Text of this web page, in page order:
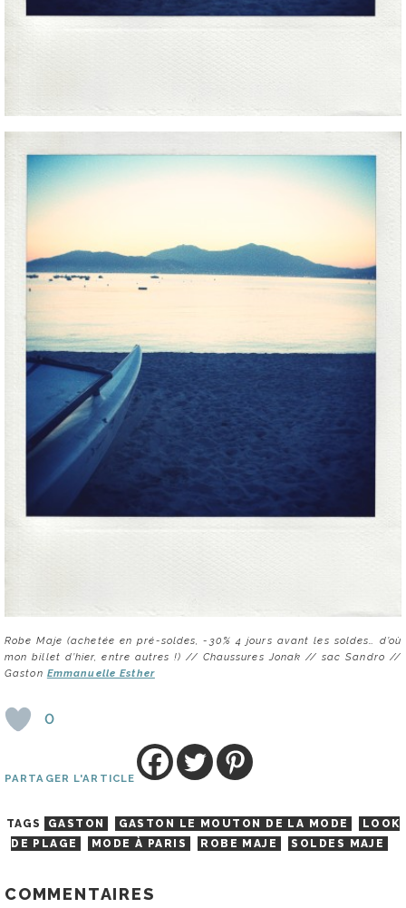
Robe Maje (achetée en pré-soldes, -30% 4 jours avant les soldes… d’où
mon billet d’hier, entre autres !) // Chaussures Jonak // sac Sandro //
Gaston Emmanuelle Esther
0
PARTAGER L'ARTICLE
TAGS GASTON GASTON LE MOUTON DE LA MODE
LOOK
DE PLAGE
MODE À PARIS ROBE MAJE SOLDES MAJE
COMMENTAIRES